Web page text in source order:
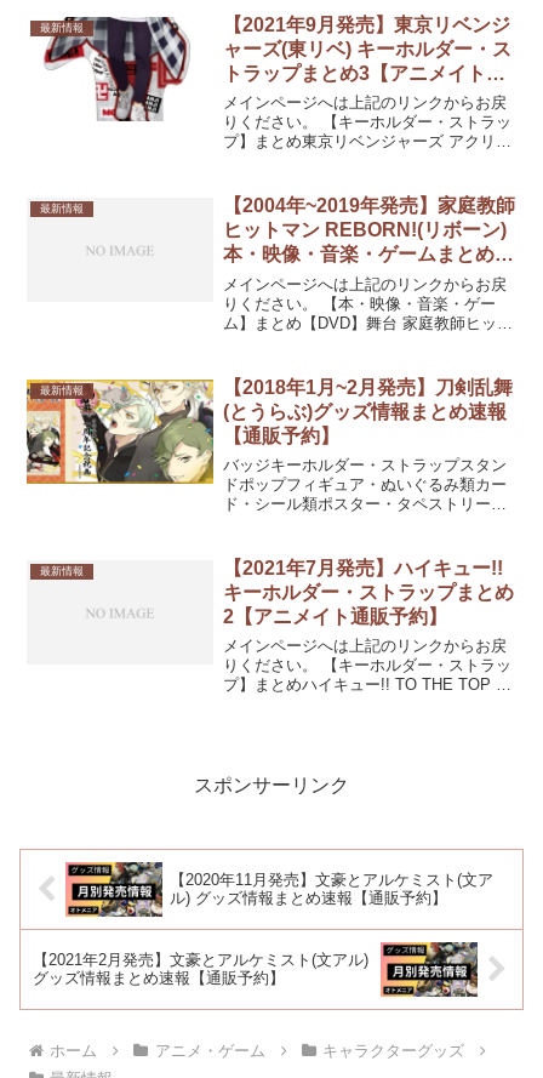
ード・シール類ポスター・...
最新情報
【2021年9月発売】東京リベンジ
ャーズ(東リベ) キーホルダー・ス
トラップまとめ3【アニメイト通
販予約】
メインページへは上記のリンクからお戻
りください。 【キーホルダー・ストラッ
プ】まとめ東京リベンジャーズ アクリル
込)東京リベンジャーズ アクリル...
最新情報
【2004年~2019年発売】家庭教師
ヒットマン REBORN!(リボーン)
本・映像・音楽・ゲームまとめ
1【アニメイト通販予約】
メインページへは上記のリンクからお戻
りください。 【本・映像・音楽・ゲー
ム】まとめ【DVD】舞台 家庭教師ヒット
ray】舞台 ...
最新情報
【2018年1月~2月発売】刀剣乱舞
(とうらぶ)グッズ情報まとめ速報
【通販予約】
バッジキーホルダー・ストラップスタン
ドポップフィギュア・ぬいぐるみ類カー
ド・シール類ポスター・タペストリー刀
刀剣乱舞-ONLINE- 1周年記念...
最新情報
【2021年7月発売】ハイキュー!!
キーホルダー・ストラップまとめ
2【アニメイト通販予約】
メインページへは上記のリンクからお戻
りください。 【キーホルダー・ストラッ
プ】まとめハイキュー!! TO THE TOP き
スポンサーリンク
【2020年11月発売】文豪とアルケミスト(文ア
ル) グッズ情報まとめ速報【通販予約】
【2021年2月発売】文豪とアルケミスト(文アル)
グッズ情報まとめ速報【通販予約】
ホーム アニメ・ゲーム
キャラクターグッズ